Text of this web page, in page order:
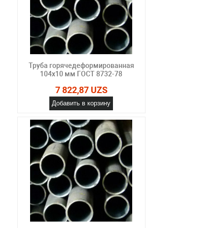
Труба горячедеформированная
104х10 мм ГОСТ 8732-78
7 822,87 UZS
Добавить в корзину